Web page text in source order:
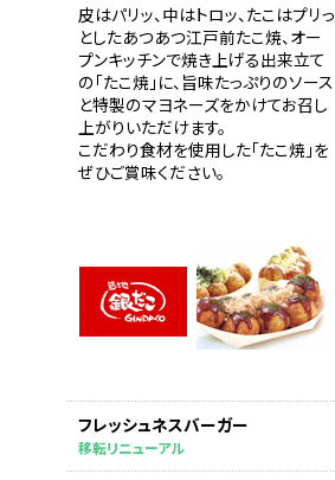
皮はパリッ、中はトロッ、たこはプリっ
としたあつあつ江戸前たこ焼、オー
プンキッチンで焼き上げる出来立て
の「たこ焼」に、旨味たっぷりのソース
と特製のマヨネーズをかけてお召し
上がりいただけます。
こだわり食材を使用した「たこ焼」を
ぜひご賞味ください。
フレッシュネスバーガー
移転リニューアル